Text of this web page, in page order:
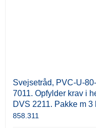
Svejsetråd, PVC-U-
7011. Opfylder krav i
DVS 2211. Pakke m 3
858.311